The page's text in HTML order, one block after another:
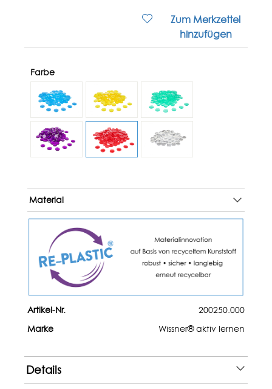
Zum Merkzettel
hinzufügen
Farbe
Material
Artikel-Nr.
200250.000
Marke
Wissner® aktiv lernen
Details